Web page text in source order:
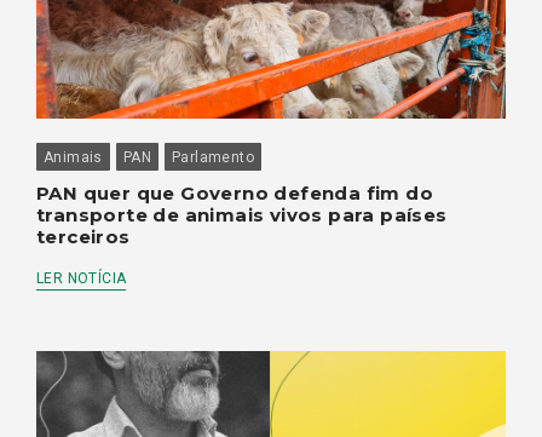
Animais PAN Parlamento
PAN quer que Governo defenda fim do
transporte de animais vivos para países
terceiros
LER NOTÍCIA